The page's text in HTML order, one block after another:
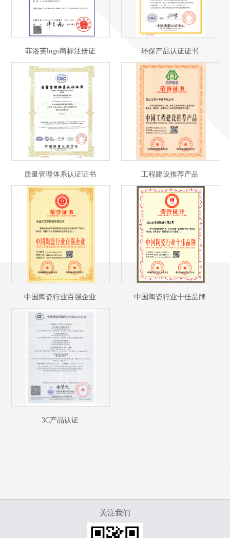
菲洛芙logo商标注册证 环保产品认证证书
质量管理体系认证证书 工程建设推荐产品
中国陶瓷行业百强企业 中国陶瓷行业十佳品牌
3C产品认证
关注我们